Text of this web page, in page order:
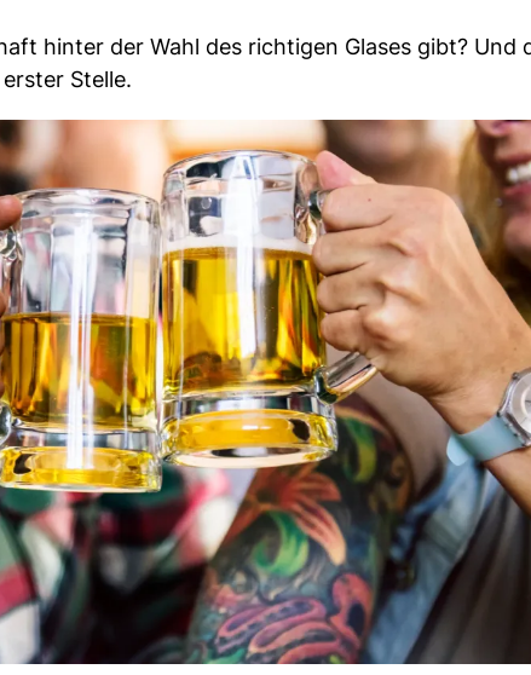
hinter der Wahl des richtigen Glases gibt? Und
Stelle.